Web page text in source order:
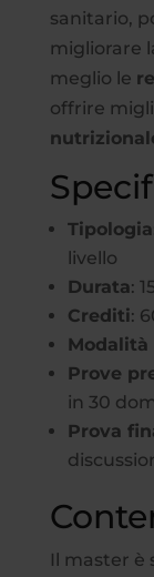
sanitario,
migliorare
meglio le
offrire
Tipologia
livello
Durata:
Crediti:
Modalità
Prove
in 30
Prova
Il master è